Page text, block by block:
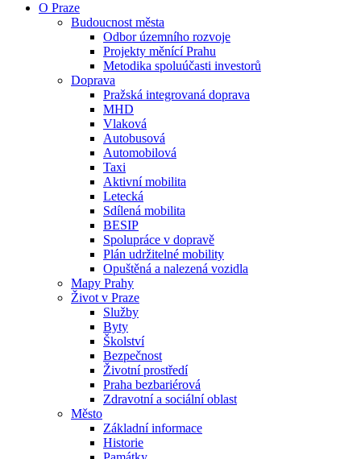
O Praze
Budoucnost města
Odbor územního rozvoje
Projekty měnící Prahu
Metodika spoluúčasti investorů
Doprava
Pražská integrovaná doprava
MHD
Vlaková
Autobusová
Automobilová
Taxi
Aktivní mobilita
Letecká
Sdílená mobilita
BESIP
Spolupráce v dopravě
Plán udržitelné mobility
Opuštěná a nalezená vozidla
Mapy Prahy
Život v Praze
Služby
Byty
Školství
Bezpečnost
Životní prostředí
Praha bezbariérová
Zdravotní a sociální oblast
Město
Základní informace
Historie